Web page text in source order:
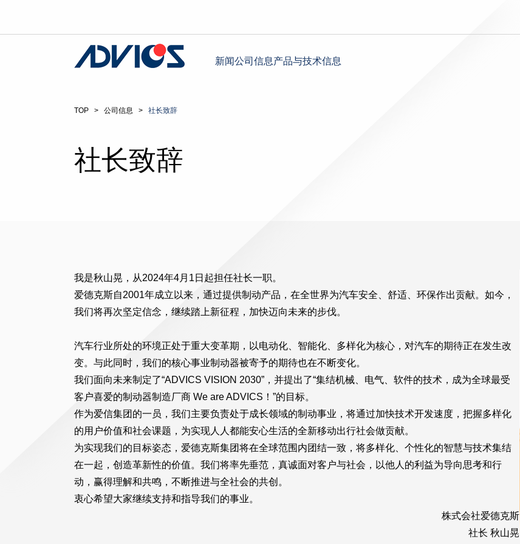
新闻公司信息产品与技术信息
TOP > 公司信息 > 社长致辞
社长致辞
我是秋山晃，从2024年4月1日起担任社长一职。
爱德克斯自2001年成立以来，通过提供制动产品，在全世界为汽车安全、舒适、环保作出贡献。如今，
我们将再次坚定信念，继续踏上新征程，加快迈向未来的步伐。
汽车行业所处的环境正处于重大变革期，以电动化、智能化、多样化为核心，对汽车的期待正在发生改
变。与此同时，我们的核心事业制动器被寄予的期待也在不断变化。
我们面向未来制定了“ADVICS VISION 2030”，并提出了“集结机械、电气、软件的技术，成为全球最受
客户喜爱的制动器制造厂商 We are ADVICS！”的目标。
作为爱信集团的一员，我们主要负责处于成长领域的制动事业，将通过加快技术开发速度，把握多样化
的用户价值和社会课题，为实现人人都能安心生活的全新移动出行社会做贡献。
为实现我们的目标姿态，爱德克斯集团将在全球范围内团结一致，将多样化、个性化的智慧与技术集结
在一起，创造革新性的价值。我们将率先垂范，真诚面对客户与社会，以他人的利益为导向思考和行
动，赢得理解和共鸣，不断推进与全社会的共创。
衷心希望大家继续支持和指导我们的事业。
株式会社爱德克斯
社长 秋山晃